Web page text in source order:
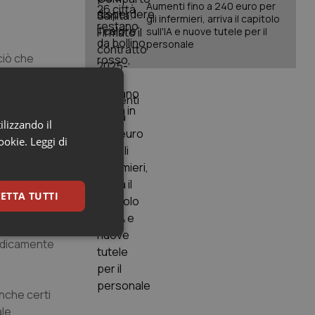
che
di
dell'Italia
il mercato
certi
Aumenti fino a 240 euro per
gli infermieri, arriva il capitolo
sull'IA e nuove tutele per il
personale
il
Leggi di
TUTTI